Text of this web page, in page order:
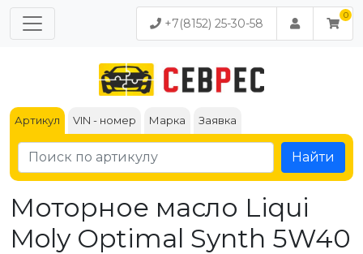
+7(8152) 25-30-58
Артикул VIN - номер Марка Заявка
Найти
Моторное масло Liqui
Moly Optimal Synth 5W40